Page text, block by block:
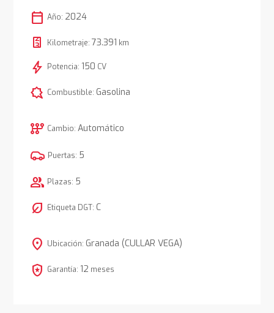
calendar_today Año: 2024
Kilometraje: 73.391 km
bolt Potencia: 150 CV
comic_bubble Combustible: Gasolina
auto_transmission Cambio: Automático
Puertas: 5
group Plazas: 5
nest_eco_leaf Etiqueta DGT: C
location_on Ubicación: Granada (CULLAR VEGA)
local_police Garantía: 12 meses